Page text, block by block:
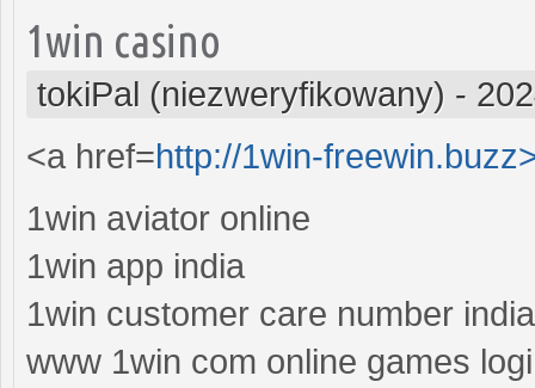
1win casino
tokiPal (niezweryfikowany) -
<a href=http://1win-
1win aviator online
1win app india
1win customer care number
www 1win com online games